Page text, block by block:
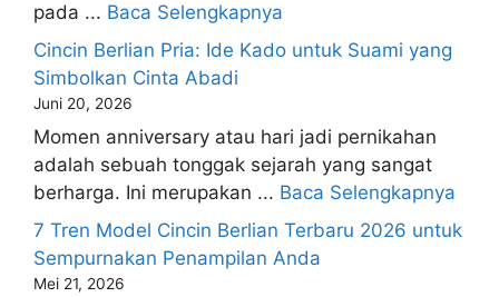
pada ... Baca Selengkapnya
Cincin Berlian Pria: Ide Kado untuk Suami yang
Simbolkan Cinta Abadi
Juni 20, 2026
Momen anniversary atau hari jadi pernikahan
adalah sebuah tonggak sejarah yang sangat
berharga. Ini merupakan ... Baca Selengkapnya
7 Tren Model Cincin Berlian Terbaru 2026 untuk
Sempurnakan Penampilan Anda
Mei 21, 2026